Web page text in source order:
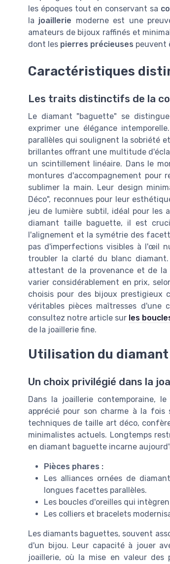
les époques tout en conservant sa
la joaillerie moderne est une
amateurs de bijoux raffinés et
dont les pierres précieuses peuvent
Caractéristiques
Les traits distinctifs de la
Le diamant "baguette" se
exprimer une élégance
parallèles qui soulignent la sobriété
brillantes offrant une multitude
un scintillement linéaire. Dans le
montures d'accompagnement pour
sublimer la main. Leur design
Déco", reconnues pour leur
jeu de lumière subtil, idéal pour les
diamant taille baguette, il est
l'alignement et la symétrie des
pas d'imperfections visibles à l'œil
troubler la clarté du blanc
attestant de la provenance et de
varier considérablement en prix,
choisis pour des bijoux prestigieux
véritables pièces maîtresses d'une
consultez notre article sur les
de la joaillerie fine.
Utilisation du
Un choix privilégié dans la
Dans la joaillerie contemporaine,
apprécié pour son charme à la fois
techniques de taille art déco,
minimalistes actuels. Longtemps
en diamant baguette incarne
Pièces phares :
Les alliances ornées de
longues facettes parallèles.
Les boucles d'oreilles qui
Les colliers et bracelets
Les diamants baguettes, souvent
d'un bijou. Leur capacité à jouer
joaillerie, où la mise en valeur des